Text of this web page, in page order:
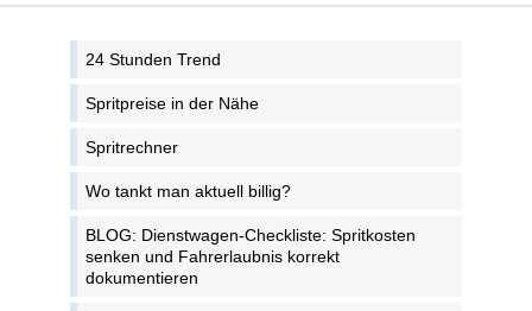
24 Stunden Trend
Spritpreise in der Nähe
Spritrechner
Wo tankt man aktuell billig?
BLOG: Dienstwagen-Checkliste: Spritkosten
senken und Fahrerlaubnis korrekt
dokumentieren